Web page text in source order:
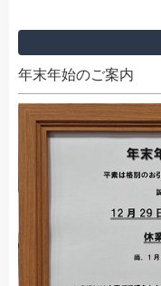
年末年始のご案内